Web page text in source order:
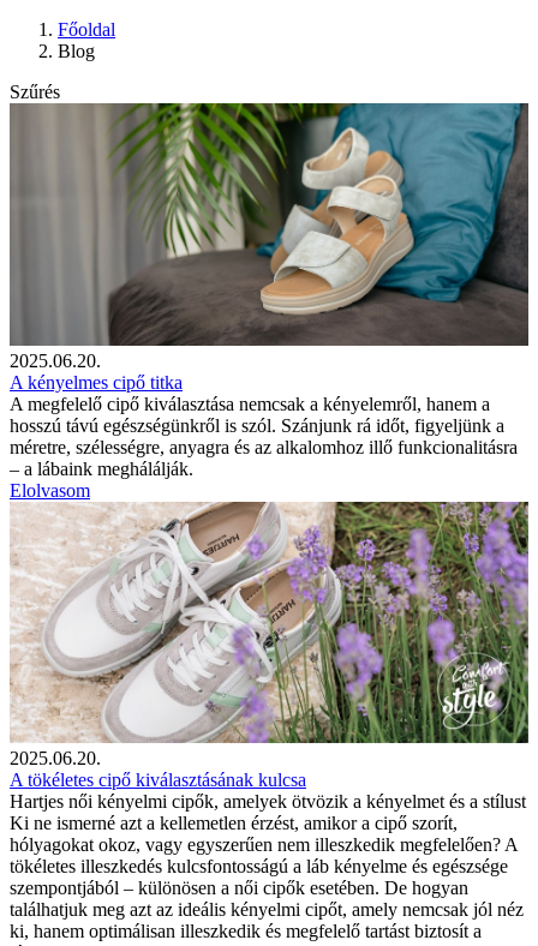
Főoldal
Blog
Szűrés
2025.06.20.
A kényelmes cipő titka
A megfelelő cipő kiválasztása nemcsak a kényelemről, hanem a
hosszú távú egészségünkről is szól. Szánjunk rá időt, figyeljünk a
méretre, szélességre, anyagra és az alkalomhoz illő funkcionalitásra
– a lábaink meghálálják.
Elolvasom
2025.06.20.
A tökéletes cipő kiválasztásának kulcsa
Hartjes női kényelmi cipők, amelyek ötvözik a kényelmet és a stílust
Ki ne ismerné azt a kellemetlen érzést, amikor a cipő szorít,
hólyagokat okoz, vagy egyszerűen nem illeszkedik megfelelően? A
tökéletes illeszkedés kulcsfontosságú a láb kényelme és egészsége
szempontjából – különösen a női cipők esetében. De hogyan
találhatjuk meg azt az ideális kényelmi cipőt, amely nemcsak jól néz
ki, hanem optimálisan illeszkedik és megfelelő tartást biztosít a